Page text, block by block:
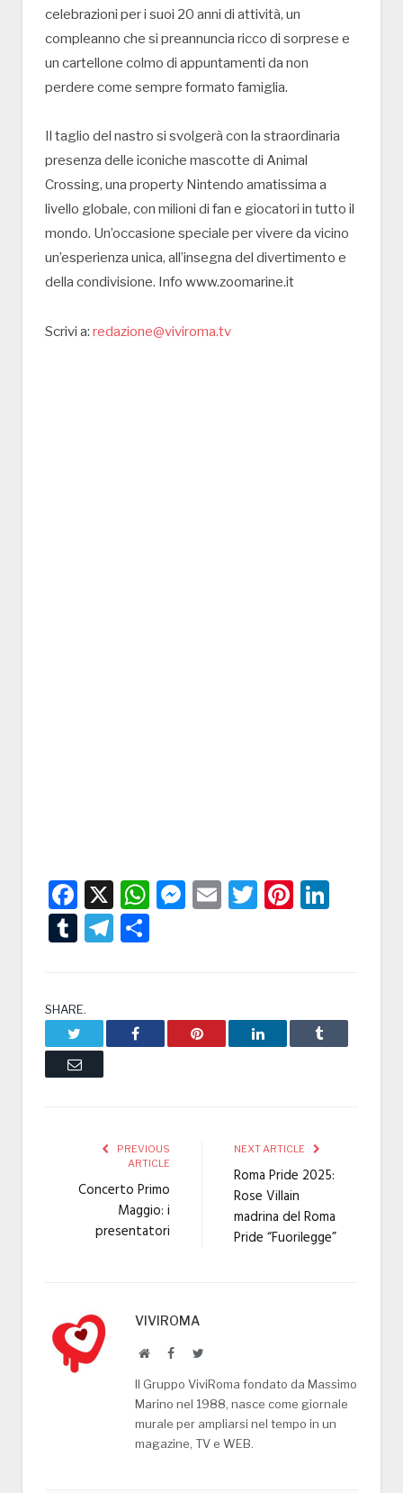
celebrazioni per i suoi 20 anni di attività, un
compleanno che si preannuncia ricco di sorprese e
un cartellone colmo di appuntamenti da non
perdere come sempre formato famiglia.
Il taglio del nastro si svolgerà con la straordinaria
presenza delle iconiche mascotte di Animal
Crossing, una property Nintendo amatissima a
livello globale, con milioni di fan e giocatori in tutto il
mondo. Un’occasione speciale per vivere da vicino
un’esperienza unica, all’insegna del divertimento e
della condivisione. Info www.zoomarine.it
Scrivi a: redazione@viviroma.tv
Facebook
X WhatsApp
Messenger
EmailTwitter
TumblrTelegram
SHARE.
Facebook Pinterest LinkedIn Tumblr
Email
PREVIOUS
ARTICLE
Concerto Primo
Maggio: i
presentatori
NEXT ARTICLE
Roma Pride 2025:
Rose Villain
madrina del Roma
Pride “Fuorilegge”
VIVIROMA
WebsiteFacebookTwitter
Il Gruppo ViviRoma fondato da Massimo
Marino nel 1988, nasce come giornale
murale per ampliarsi nel tempo in un
magazine, TV e WEB.